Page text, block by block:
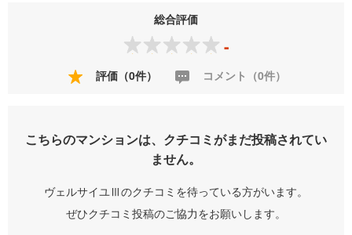
総合評価
-
評価（0件） コメント（0件）
こちらのマンションは、クチコミがまだ投稿されてい
ません。
ヴェルサイユⅢのクチコミを待っている方がいます。
ぜひクチコミ投稿のご協力をお願いします。